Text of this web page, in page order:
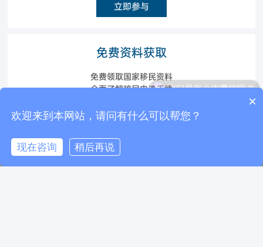
立即参与
免费资料获取
免费领取国家移民资料
全面了解移民申请手续
立即获取
电话咨询 在线咨询
你们是怎么收费的呢？
现在有优惠活动么？×
欢迎来到本网站，请问有什么可以帮您？
现在咨询 稍后再说